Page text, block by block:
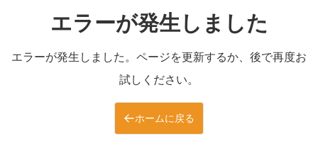
エラーが発生しました
エラーが発生しました。ページを更新するか、後で再度お
試しください。
ホームに戻る